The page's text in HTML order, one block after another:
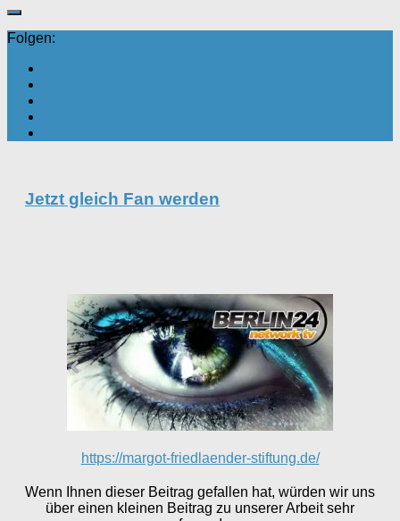
Folgen:
Jetzt gleich Fan werden
https://margot-friedlaender-stiftung.de/
Wenn Ihnen dieser Beitrag gefallen hat, würden wir uns
über einen kleinen Beitrag zu unserer Arbeit sehr